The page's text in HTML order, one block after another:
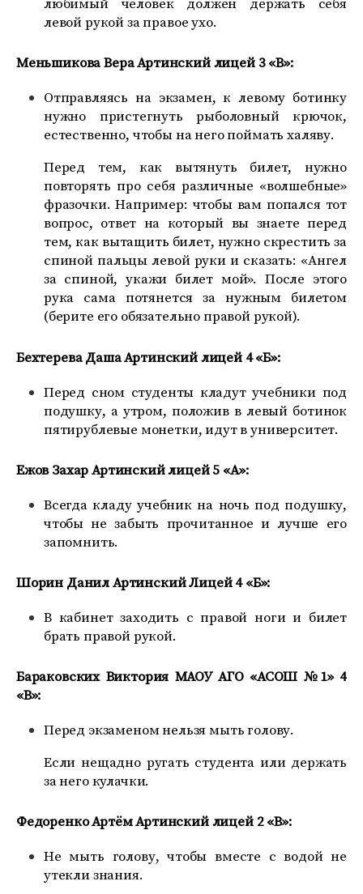
любимый человек должен держать себя
левой рукой за правое ухо.
Меньшикова Вера Артинский лицей 3 «В»:
Отправляясь на экзамен, к левому ботинку
нужно пристегнуть рыболовный крючок,
естественно, чтобы на него поймать халяву.
Перед тем, как вытянуть билет, нужно
повторять про себя различные «волшебные»
фразочки. Например: чтобы вам попался тот
вопрос, ответ на который вы знаете перед
тем, как вытащить билет, нужно скрестить за
спиной пальцы левой руки и сказать: «Ангел
за спиной, укажи билет мой». После этого
рука сама потянется за нужным билетом
(берите его обязательно правой рукой).
Бехтерева Даша Артинский лицей 4 «Б»:
Перед сном студенты кладут учебники под
подушку, а утром, положив в левый ботинок
пятирублевые монетки, идут в университет.
Ежов Захар Артинский лицей 5 «А»:
Всегда кладу учебник на ночь под подушку,
чтобы не забыть прочитанное и лучше его
запомнить.
Шорин Данил Артинский Лицей 4 «Б»:
В кабинет заходить с правой ноги и билет
брать правой рукой.
Бараковских Виктория МАОУ АГО «АСОШ №1» 4
«В»:
Перед экзаменом нельзя мыть голову.
Если нещадно ругать студента или держать
за него кулачки.
Федоренко Артём Артинский лицей 2 «В»:
Не мыть голову, чтобы вместе с водой не
утекли знания.